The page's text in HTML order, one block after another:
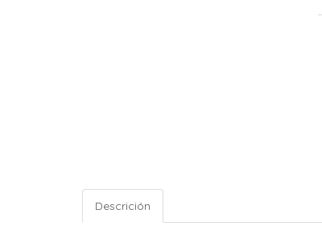
Descrición